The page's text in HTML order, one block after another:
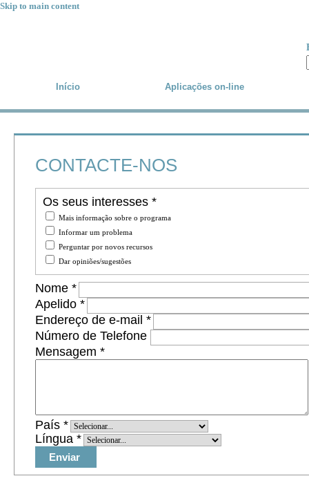
Skip to main content
Início Aplicações on-line
CONTACTE-NOS
Os seus interesses *
Mais informação sobre o programa
Informar um problema
Perguntar por novos recursos
Dar opiniões/sugestões
Nome *
Apelido *
Endereço de e-mail *
Número de Telefone
Mensagem *
País *
Língua *